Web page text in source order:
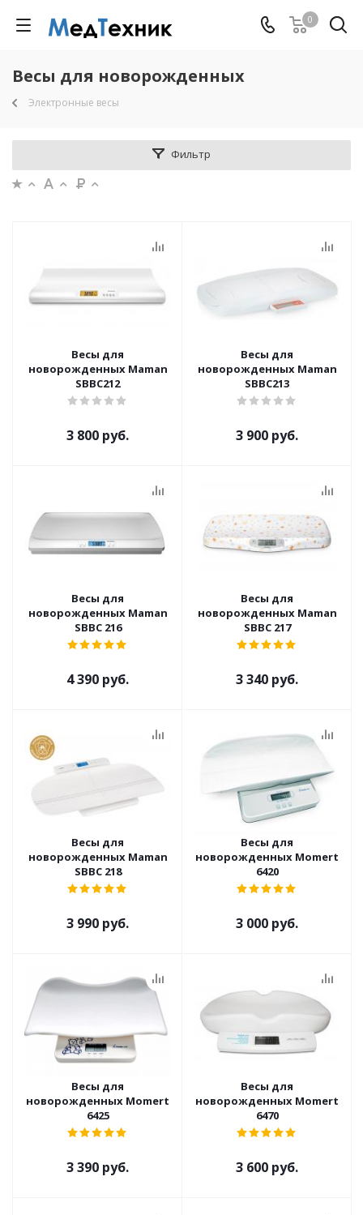
0
Весы для новорожденных
Электронные весы
Фильтр
Весы для
новорожденных Maman
SBBC212
3 800 руб.
Весы для
новорожденных Maman
SBBC213
3 900 руб.
Весы для
новорожденных Maman
SBBC 216
4 390 руб.
Весы для
новорожденных Maman
SBBC 217
3 340 руб.
Весы для
новорожденных Maman
SBBC 218
3 990 руб.
Весы для
новорожденных Momert
6420
3 000 руб.
Весы для
новорожденных Momert
6425
3 390 руб.
Весы для
новорожденных Momert
6470
3 600 руб.